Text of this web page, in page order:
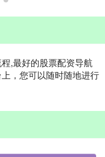
,最好的股票配资导航
，您可以随时随地进行